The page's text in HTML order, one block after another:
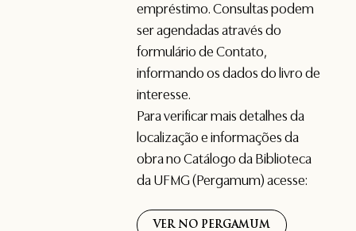
empréstimo. Consultas podem
ser agendadas através do
formulário deContato,
informando os dados do livro de
interesse.
Para verificar mais detalhes da
localização e informações da
obra no Catálogo da Biblioteca
da UFMG (Pergamum) acesse:
VER NO PERGAMUM